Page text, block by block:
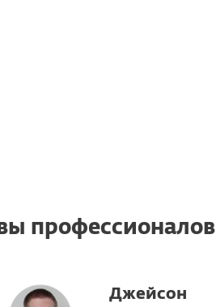
профессионалов
Джейсон